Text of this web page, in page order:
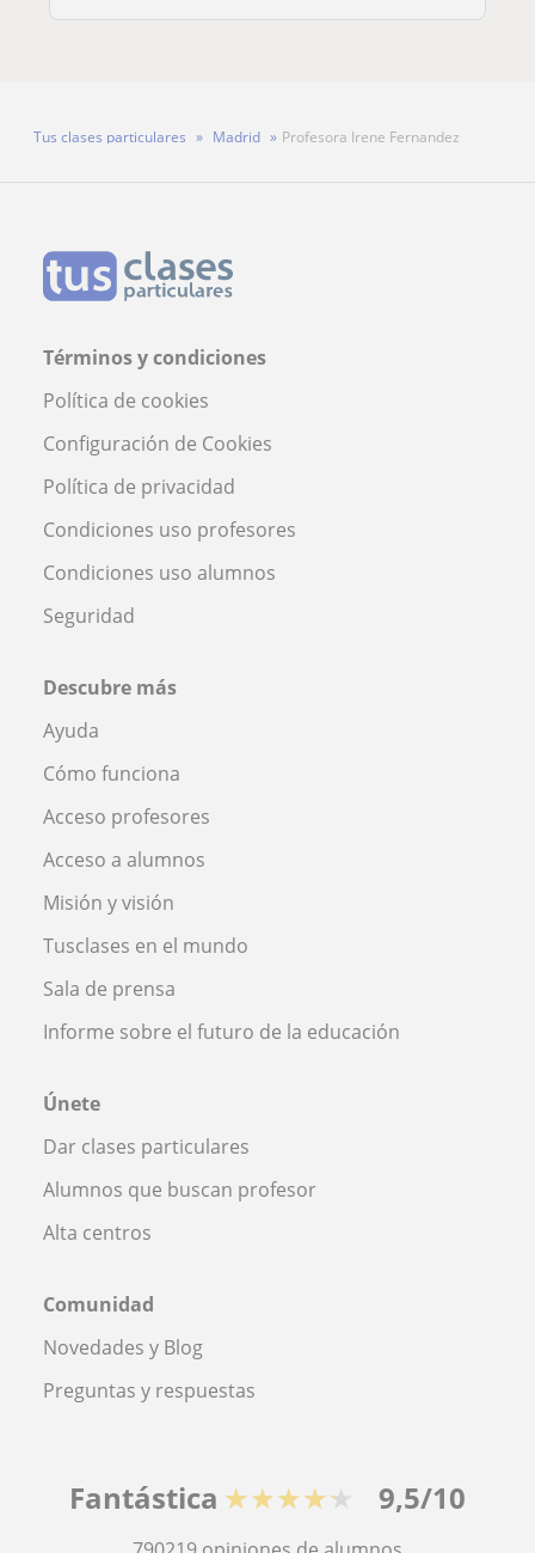
Tus clases particulares Madrid Profesora Irene Fernandez
Términos y condiciones
Política de cookies
Configuración de Cookies
Política de privacidad
Condiciones uso profesores
Condiciones uso alumnos
Seguridad
Descubre más
Ayuda
Cómo funciona
Acceso profesores
Acceso a alumnos
Misión y visión
Tusclases en el mundo
Sala de prensa
Informe sobre el futuro de la educación
Únete
Dar clases particulares
Alumnos que buscan profesor
Alta centros
Comunidad
Novedades y Blog
Preguntas y respuestas
Fantástica ★★★★★ 9,5/10